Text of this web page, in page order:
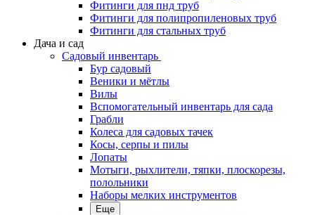
Фитинги для пнд труб
Фитинги для полипропиленовых труб
Фитинги для стальных труб
Дача и сад
Садовый инвентарь
Бур садовый
Веники и мётлы
Вилы
Вспомогательный инвентарь для сада
Грабли
Колеса для садовых тачек
Косы, серпы и пилы
Лопаты
Мотыги, рыхлители, тяпки, плоскорезы,
полольники
Наборы мелких инструментов
Еще